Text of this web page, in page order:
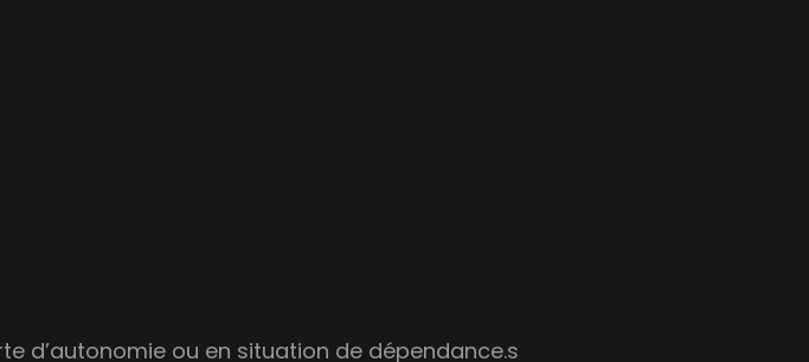
d’autonomie ou en situation de dépendance.s